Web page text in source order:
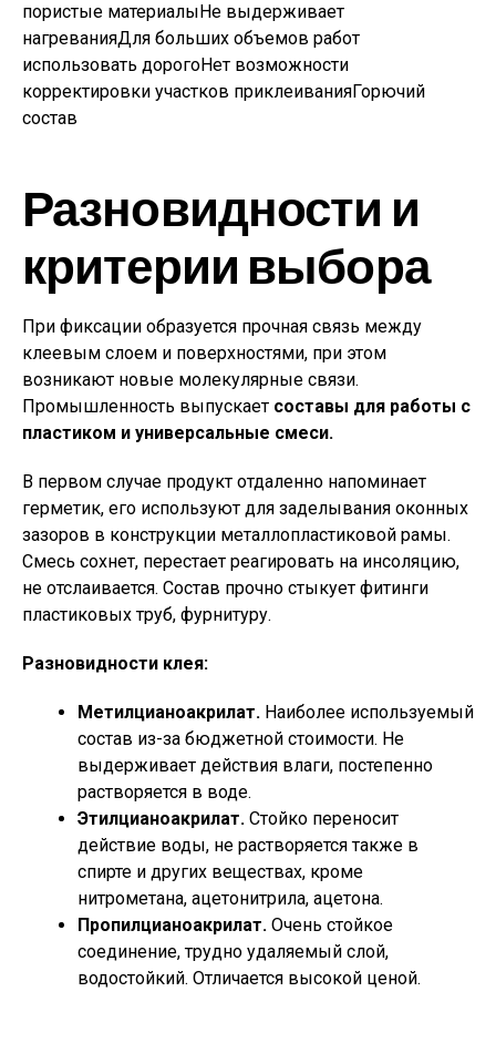
пористые материалыНе выдерживает
нагреванияДля больших объемов работ
использовать дорогоНет возможности
корректировки участков приклеиванияГорючий
состав
Разновидности и
критерии выбора
При фиксации образуется прочная связь между
клеевым слоем и поверхностями, при этом
возникают новые молекулярные связи.
Промышленность выпускает составы для работы с
пластиком и универсальные смеси.
В первом случае продукт отдаленно напоминает
герметик, его используют для заделывания оконных
зазоров в конструкции металлопластиковой рамы.
Смесь сохнет, перестает реагировать на инсоляцию,
не отслаивается. Состав прочно стыкует фитинги
пластиковых труб, фурнитуру.
Разновидности клея:
Метилцианоакрилат. Наиболее используемый
состав из-за бюджетной стоимости. Не
выдерживает действия влаги, постепенно
растворяется в воде.
Этилцианоакрилат. Стойко переносит
действие воды, не растворяется также в
спирте и других веществах, кроме
нитрометана, ацетонитрила, ацетона.
Пропилцианоакрилат. Очень стойкое
соединение, трудно удаляемый слой,
водостойкий. Отличается высокой ценой.